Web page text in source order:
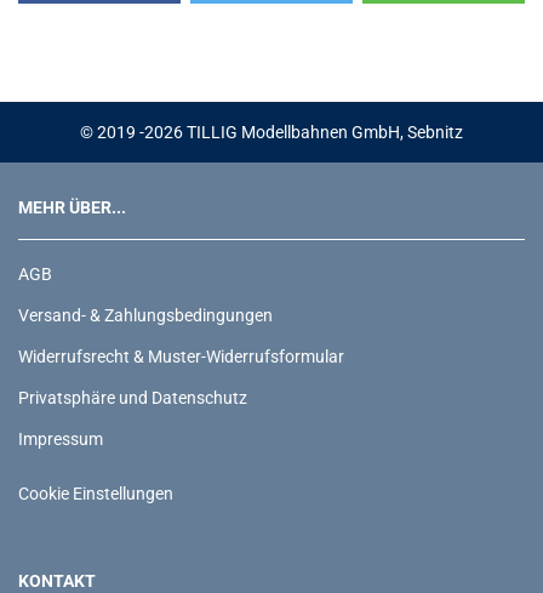
© 2019 -2026 TILLIG Modellbahnen GmbH, Sebnitz
MEHR ÜBER...
AGB
Versand- & Zahlungsbedingungen
Widerrufsrecht & Muster-Widerrufsformular
Privatsphäre und Datenschutz
Impressum
Cookie Einstellungen
KONTAKT